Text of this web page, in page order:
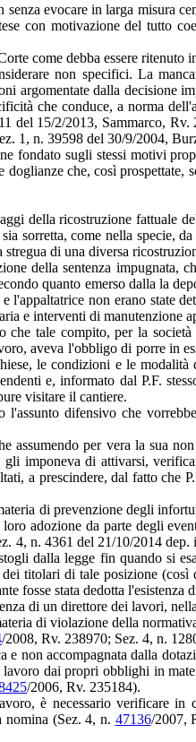
evocare in larga misura
con motivazione del tutto
come debba essere
non specifici. La
argomentate dalla
che conduce, a norma
del 15/2/2013, Sammarco,
1, n. 39598 del 30/9/2004,
fondato sugli stessi motivi
che, così
della ricostruzione
sorretta, come nella specie,
di una diversa
della sentenza
quanto emerso dalla la
non erano state
e interventi di manutenzione
tale compito, per la
aveva l'obbligo di porre in
le condizioni e le
e, informato dal P.F.
visitare il cantiere.
l'assunto difensivo che
per vera la sua
imponeva di attivarsi,
a prescindere, dal fatto
di prevenzione degli
adozione da parte degli
4, n. 4361 del 21/10/2014
dalla legge fin quando si
titolari di tale posizione
fosse stata dedotta l'esistenza
di un direttore dei lavori,
di violazione della
/2008, Rv. 238970; Sez. 4, n.
non accompagnata dalla
dai propri obblighi in
/2006, Rv. 235184).
è necessario verificare
nomina (Sez. 4, n. 47136/2007,